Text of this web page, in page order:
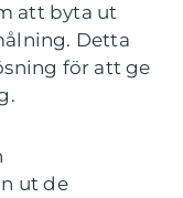
att byta ut
Detta
för att ge
ut de